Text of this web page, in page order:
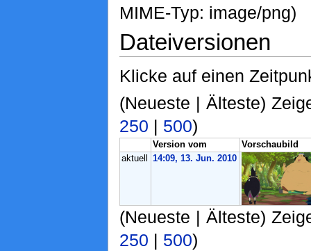
MIME-Typ: image/png)
Dateiversionen
Klicke auf einen
(Neueste | Älteste)
250 | 500)
Version vom
Vorschaubild
aktuell
14:09, 13. Jun. 2010
(Neueste | Älteste)
250 | 500)